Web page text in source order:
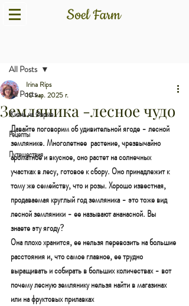
All Posts
Жизнь на Ферме
Рецепты
Путешествия
All Posts
Земляника -лесное чудо
Irina Rips
10 мар. 2025 г.
Давайте поговорим об удивительной ягоде - лесной
землянике. Многолетнее  растение, чрезвычайно
ароматное и вкусное, оно растет на солнечных
участках в лесу, готовое к сбору. Оно принадлежит к
тому же семейству, что и розы. Хорошо известная,
продаваемая круглый год земляника - это тоже вид
лесной земляники - ее называют ананасной. Вы
знаете эту ягоду?
Она плохо хранится, ее нельзя перевозить на большие
расстояния и, что самое главное, ее трудно
выращивать и собирать в больших количествах - вот
почему лесную землянику нельзя найти в магазинах
или на фруктовых прилавках